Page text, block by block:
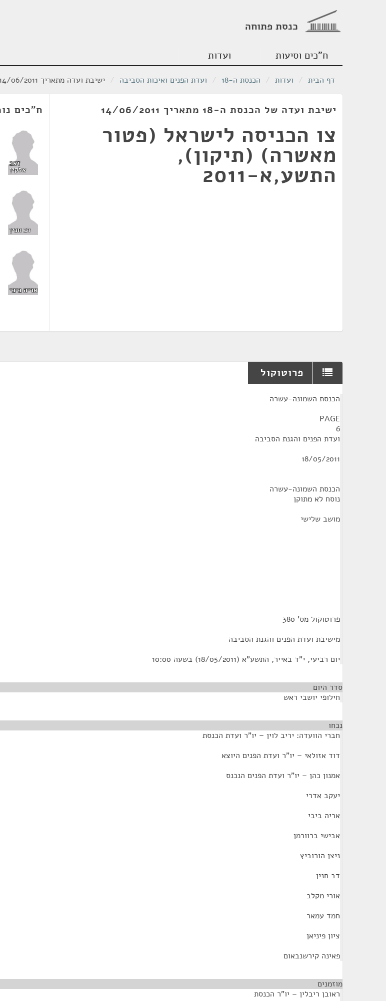
כנסת פתוחה
ח"כים וסיעות ועדות
דף הבית / ועדות / הכנסת ה-18 / ועדת הפנים ואיכות הסביבה / ישיבת ועדה מתאריך 14/06/2011
ישיבת ועדה של הכנסת ה-18 מתאריך 14/06/2011
צו הכניסה לישראל (פטור
מאשרה) (תיקון),
התשע,א-2011
ח"כים
זאב
אלקין
דב חנין
אריה ביבי
פרוטוקול
הכנסת השמונה-עשרה
PAGE
6
ועדת הפנים והגנת הסביבה
18/05/2011
הכנסת השמונה-עשרה
נוסח לא מתוקן
מושב שלישי
פרוטוקול מס' 380
מישיבת ועדת הפנים והגנת הסביבה
יום רביעי, י"ד באייר, התשע"א (18/05/2011) בשעה 10:00
סדר היום
חילופי יושבי ראש
נכחו
חברי הוועדה: יריב לוין – יו"ר ועדת הכנסת
דוד אזולאי – יו"ר ועדת הפנים היוצא
אמנון כהן – יו"ר ועדת הפנים הנכנס
יעקב אדרי
אריה ביבי
אבישי ברוורמן
ניצן הורוביץ
דב חנין
אורי מקלב
חמד עמאר
ציון פיניאן
פאינה קירשנבאום
מוזמנים
ראובן ריבלין – יו"ר הכנסת